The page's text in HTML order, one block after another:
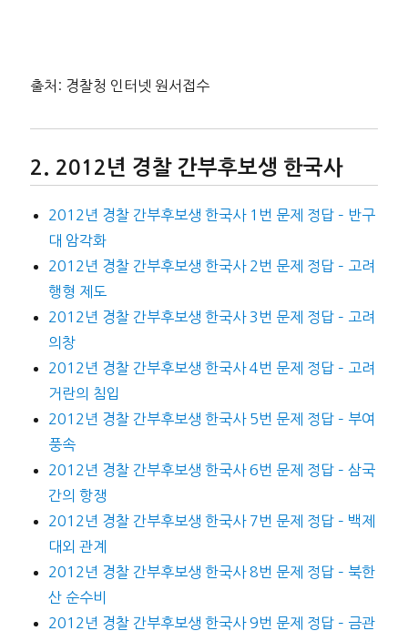
출처: 경찰청 인터넷 원서접수
2012년 경찰 간부후보생 한국사
2012년 경찰 간부후보생 한국사 1번 문제 정답 – 반구
대 암각화
2012년 경찰 간부후보생 한국사 2번 문제 정답 – 고려
행형 제도
2012년 경찰 간부후보생 한국사 3번 문제 정답 – 고려
의창
2012년 경찰 간부후보생 한국사 4번 문제 정답 – 고려
거란의 침입
2012년 경찰 간부후보생 한국사 5번 문제 정답 – 부여
풍속
2012년 경찰 간부후보생 한국사 6번 문제 정답 – 삼국
간의 항쟁
2012년 경찰 간부후보생 한국사 7번 문제 정답 – 백제
대외 관계
2012년 경찰 간부후보생 한국사 8번 문제 정답 – 북한
산 순수비
2012년 경찰 간부후보생 한국사 9번 문제 정답 – 금관